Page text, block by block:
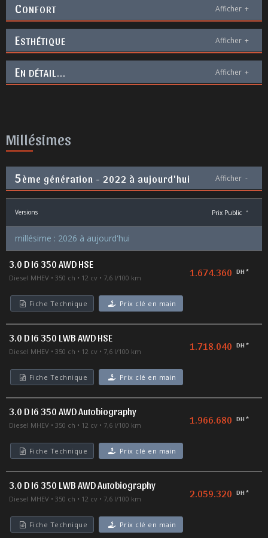
CONFORT Afficher +
ESTHÉTIQUE Afficher +
EN DÉTAIL... Afficher +
Millésimes
5ème génération - 2022 à aujourd'hui Afficher -
Versions Prix Public *
millésime : 2026 à aujourd'hui
3.0 D I6 350 AWD HSE
Diesel MHEV 350 ch 12 cv 7,6 l/100 km 1.674.360 DH *
Fiche Technique Prix clé en main
3.0 D I6 350 LWB AWD HSE
Diesel MHEV 350 ch 12 cv 7,6 l/100 km 1.718.040 DH *
Fiche Technique Prix clé en main
3.0 D I6 350 AWD Autobiography
Diesel MHEV 350 ch 12 cv 7,6 l/100 km 1.966.680 DH *
Fiche Technique Prix clé en main
3.0 D I6 350 LWB AWD Autobiography
Diesel MHEV 350 ch 12 cv 7,6 l/100 km 2.059.320 DH *
Fiche Technique Prix clé en main